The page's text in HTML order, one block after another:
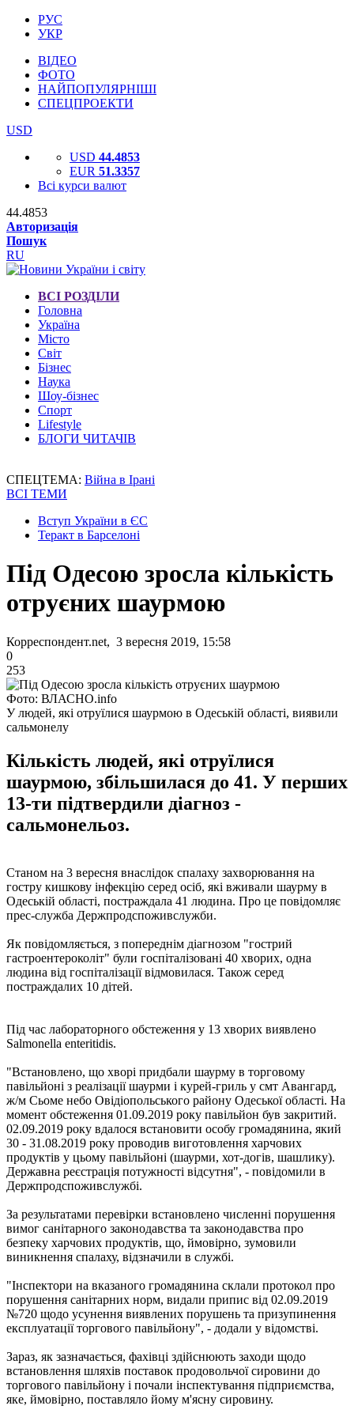
РУС
УКР
ВІДЕО
ФОТО
НАЙПОПУЛЯРНІШІ
СПЕЦПРОЕКТИ
USD
USD 44.4853
EUR 51.3357
Всі курси валют
44.4853
Авторизація
Пошук
RU
ВСІ РОЗДІЛИ
Головна
Україна
Місто
Світ
Бізнес
Наука
Шоу-бізнес
Спорт
Lifestyle
БЛОГИ ЧИТАЧІВ
СПЕЦТЕМА: Війна в Ірані
ВСІ ТЕМИ
Вступ України в ЄС
Теракт в Барселоні
Під Одесою зросла кількість
отруєних шаурмою
Корреспондент.net, 3 вересня 2019, 15:58
0
253
Фото: ВЛАСНО.info
У людей, які отруїлися шаурмою в Одеській області, виявили
сальмонелу
Кількість людей, які отруїлися
шаурмою, збільшилася до 41. У перших
13-ти підтвердили діагноз -
сальмонельоз.
Станом на 3 вересня внаслідок спалаху захворювання на
гостру кишкову інфекцію серед осіб, які вживали шаурму в
Одеській області, постраждала 41 людина. Про це повідомляє
прес-служба Держпродспоживслужби.
Як повідомляється, з попереднім діагнозом "гострий
гастроентероколіт" були госпіталізовані 40 хворих, одна
людина від госпіталізації відмовилася. Також серед
постраждалих 10 дітей.
Під час лабораторного обстеження у 13 хворих виявлено
Salmonella enteritidis.
"Встановлено, що хворі придбали шаурму в торговому
павільйоні з реалізації шаурми і курей-гриль у смт Авангард,
ж/м Сьоме небо Овідіопольського району Одеської області. На
момент обстеження 01.09.2019 року павільйон був закритий.
02.09.2019 року вдалося встановити особу громадянина, який
30 - 31.08.2019 року проводив виготовлення харчових
продуктів у цьому павільйоні (шаурми, хот-догів, шашлику).
Державна реєстрація потужності відсутня", - повідомили в
Держпродспоживслужбі.
За результатами перевірки встановлено численні порушення
вимог санітарного законодавства та законодавства про
безпеку харчових продуктів, що, ймовірно, зумовили
виникнення спалаху, відзначили в службі.
"Інспектори на вказаного громадянина склали протокол про
порушення санітарних норм, видали припис від 02.09.2019
№720 щодо усунення виявлених порушень та призупинення
експлуатації торгового павільйону", - додали у відомстві.
Зараз, як зазначається, фахівці здійснюють заходи щодо
встановлення шляхів поставок продовольчої сировини до
торгового павільйону і почали інспектування підприємства,
яке, ймовірно, поставляло йому м'ясну сировину.